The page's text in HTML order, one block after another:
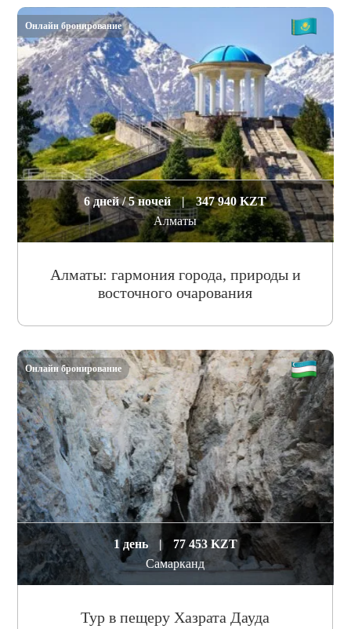
6 дней / 5 ночей |
347 940 KZT
Алматы
Алматы: гармония города, природы и
восточного очарования
Онлайн бронирование
1 день |
77 453 KZT
Самарканд
Тур в пещеру Хазрата Дауда
Онлайн бронирование